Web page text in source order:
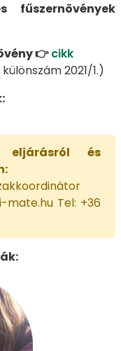
👉cikk
2021/1.)
és
mate.hu Tel: +36